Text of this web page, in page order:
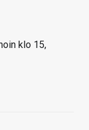
klo 15,